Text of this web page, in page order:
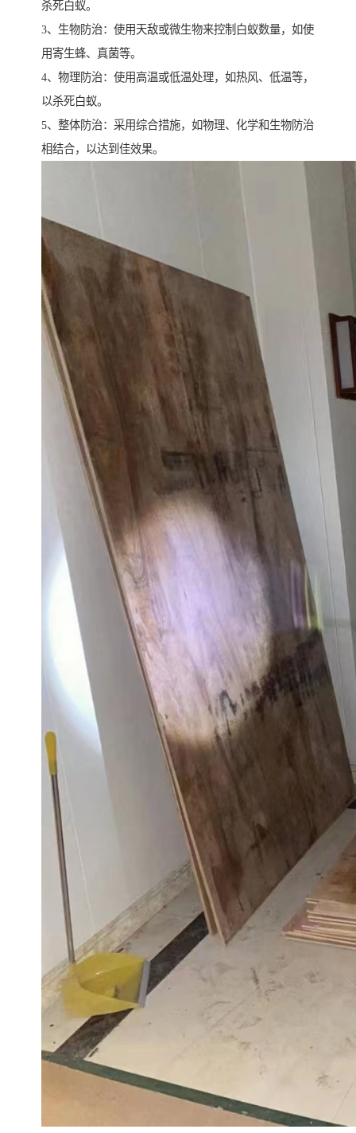
杀死白蚁。
3、生物防治：使用天敌或微生物来控制白蚁数量，如使
用寄生蜂、真菌等。
4、物理防治：使用高温或低温处理，如热风、低温等，
以杀死白蚁。
5、整体防治：采用综合措施，如物理、化学和生物防治
相结合，以达到佳效果。